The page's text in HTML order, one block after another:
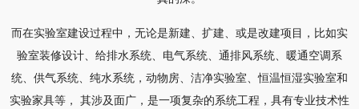
而在实验室建设过程中，无论是新建、扩建、或是改建项目，比如实
验室装修设计、给排水系统、电气系统、通排风系统、暖通空调系
统、供气系统、纯水系统，动物房、洁净实验室、恒温恒湿实验室和
实验家具等， 其涉及面广，是一项复杂的系统工程，具有专业技术性